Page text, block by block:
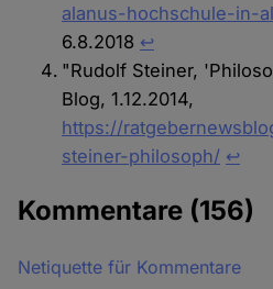
alanus-hochschule-in-
6.8.2018 ↩︎
"Rudolf Steiner,
Blog, 1.12.2014,
https://
steiner-philosoph/ ↩︎
Kommentare (156)
Netiquette für Kommentare